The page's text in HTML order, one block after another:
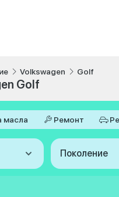
Volkswagen Golf
Golf
масла Ремонт
Поколение